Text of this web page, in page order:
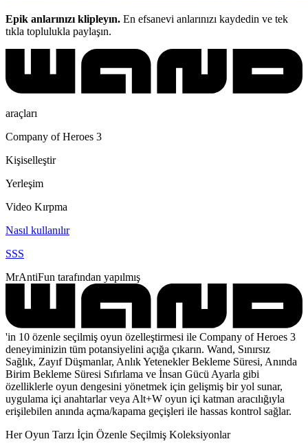
Epik anlarınızı klipleyın. En efsanevi anlarınızı kaydedin ve tek
tıkla toplulukla paylaşın.
araçları
Company of Heroes 3
Kişiselleştir
Yerleşim
Video Kırpma
Nasıl kullanılır
SSS
MrAntiFun tarafından yapılmış
'in 10 özenle seçilmiş oyun özelleştirmesi ile Company of Heroes 3
deneyiminizin tüm potansiyelini açığa çıkarın. Wand, Sınırsız
Sağlık, Zayıf Düşmanlar, Anlık Yetenekler Bekleme Süresi, Anında
Birim Bekleme Süresi Sıfırlama ve İnsan Gücü Ayarla gibi
özelliklerle oyun dengesini yönetmek için gelişmiş bir yol sunar,
uygulama içi anahtarlar veya Alt+W oyun içi katman aracılığıyla
erişilebilen anında açma/kapama geçişleri ile hassas kontrol sağlar.
Her Oyun Tarzı İçin Özenle Seçilmiş Koleksiyonlar